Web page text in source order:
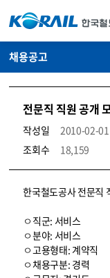
채용공고
전문직 직원 공개
작성일
2010-02-01
조회수
18,159
코레일소개_경영공시_채용공고 상세보기 – 내용, 파일, 담당자 연락처로 구성
한국철도공사 전문직
ㅇ직군: 서비스
ㅇ분야: 서비스
ㅇ고용형태: 계약직
ㅇ채용구분: 경력